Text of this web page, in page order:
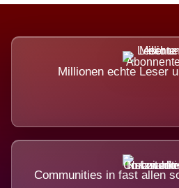
Millionen echte Leser
Communities in fast allen